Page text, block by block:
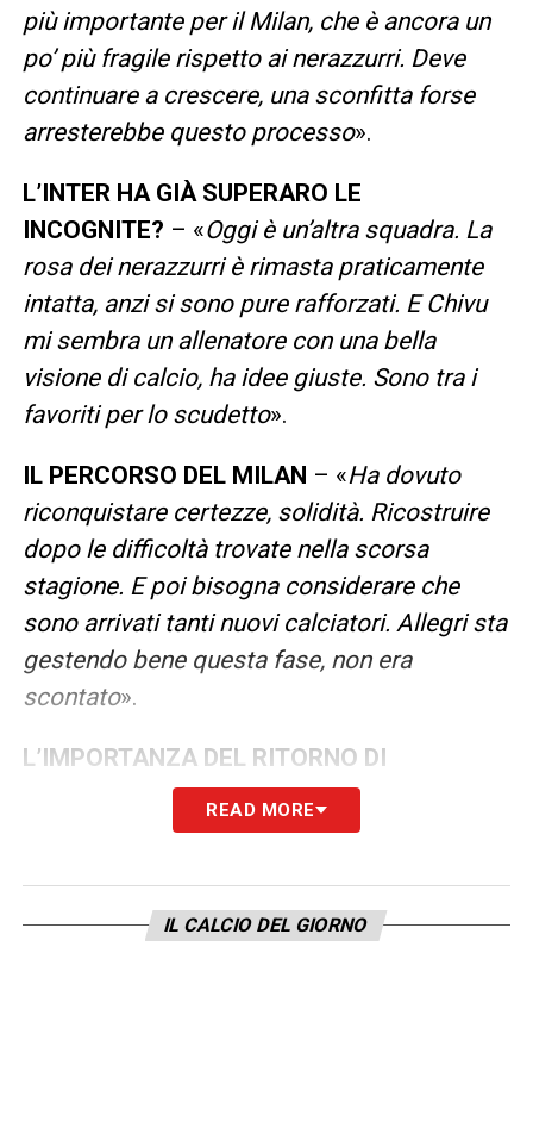
più importante per il Milan, che è ancora un
po’ più fragile rispetto ai nerazzurri. Deve
continuare a crescere, una sconfitta forse
arresterebbe questo processo».
L’INTER HA GIÀ SUPERARO LE
INCOGNITE? – «Oggi è un’altra squadra. La
rosa dei nerazzurri è rimasta praticamente
intatta, anzi si sono pure rafforzati. E Chivu
mi sembra un allenatore con una bella
visione di calcio, ha idee giuste. Sono tra i
favoriti per lo scudetto».
IL PERCORSO DEL MILAN – «Ha dovuto
riconquistare certezze, solidità. Ricostruire
dopo le difficoltà trovate nella scorsa
stagione. E poi bisogna considerare che
sono arrivati tanti nuovi calciatori. Allegri sta
gestendo bene questa fase, non era
scontato».
L’IMPORTANZA DEL RITORNO DI
Max è un allenatore esperto,
con caratteristiche precise. È una persona
di gioco collaudato. Quando lo sposi sai
cosa stai prendendo: lui sta rispettando le
READ MORE
IL CALCIO DEL GIORNO